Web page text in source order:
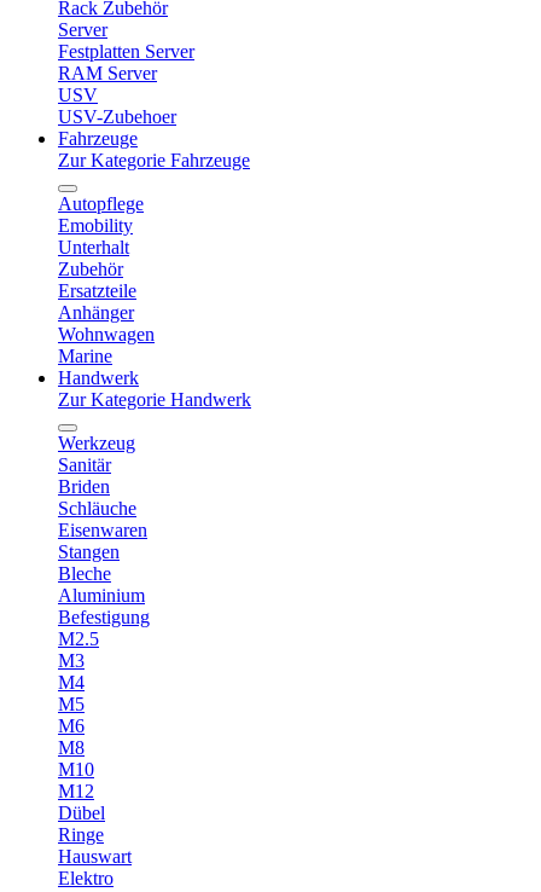
Rack Zubehör
Server
Festplatten Server
RAM Server
USV
USV-Zubehoer
Fahrzeuge
Zur Kategorie Fahrzeuge
Autopflege
Emobility
Unterhalt
Zubehör
Ersatzteile
Anhänger
Wohnwagen
Marine
Handwerk
Zur Kategorie Handwerk
Werkzeug
Sanitär
Briden
Schläuche
Eisenwaren
Stangen
Bleche
Aluminium
Befestigung
M2.5
M3
M4
M5
M6
M8
M10
M12
Dübel
Ringe
Hauswart
Elektro